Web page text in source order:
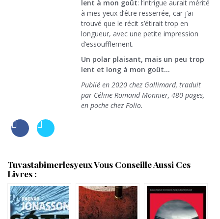
lent à mon goût: l’intrigue aurait mérité
à mes yeux d’être resserrée, car j’ai
trouvé que le récit s’étirait trop en
longueur, avec une petite impression
d’essoufflement.
Un polar plaisant, mais un peu trop
lent et long à mon goût…
Publié en 2020 chez Gallimard, traduit
par Céline Romand-Monnier, 480 pages,
en poche chez Folio.
Tuvastabimerlesyeux Vous Conseille Aussi Ces
Livres :